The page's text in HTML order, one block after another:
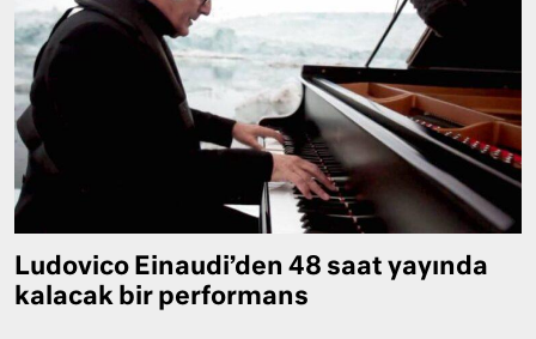
Ludovico Einaudi’den 48 saat yayında
kalacak bir performans